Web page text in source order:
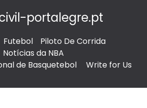
portalegre.pt
Futebol
Piloto De Corrida
Notícias da NBA
de Basquetebol
Write for Us